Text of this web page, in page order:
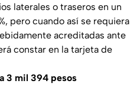
laterales o traseros en un
pero cuando así se requiera
acreditadas ante
constar en la tarjeta de
3 mil 394 pesos